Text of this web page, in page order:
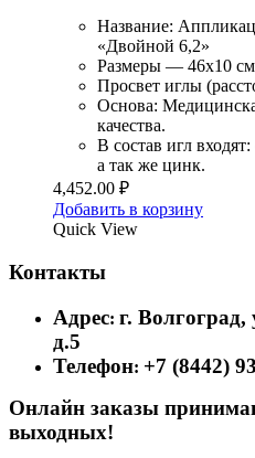
Название:
«Двойной 6,2»
Размеры — 46х10 см
Просвет иглы
Основа:
качества.
В состав игл
а так же цинк.
4,452.00 ₽
Добавить в корзину
Quick View
Контакты
Адрес: г. Волгоград,
д.5
Телефон: +7 (8442)
Онлайн заказы
выходных!